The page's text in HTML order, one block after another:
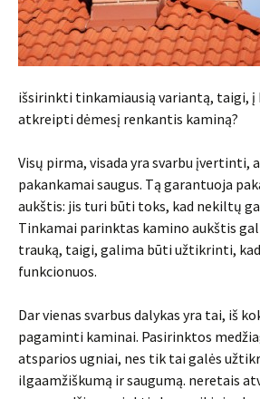
išsirinkti tinkamiausią variantą, taigi, į
atkreipti dėmesį renkantis kaminą?
Visų pirma, visada yra svarbu įvertinti,
pakankamai saugus. Tą garantuoja
aukštis: jis turi būti toks, kad nekiltų
Tinkamai parinktas kamino aukštis
trauką, taigi, galima būti užtikrinti,
funkcionuos.
Dar vienas svarbus dalykas yra tai, iš
pagaminti kaminai. Pasirinktos
atsparios ugniai, nes tik tai galės
ilgaamžiškumą ir saugumą. neretais